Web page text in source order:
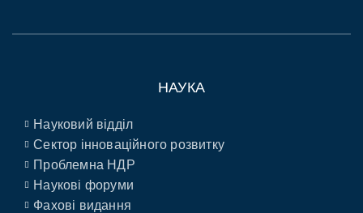
НАУКА
Науковий відділ
Сектор інноваційного розвитку
Проблемна НДР
Наукові форуми
Фахові видання